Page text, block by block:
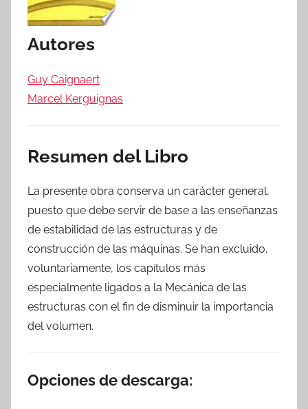
Autores
Guy Caignaert
Marcel Kerguignas
Resumen del Libro
La presente obra conserva un carácter general,
puesto que debe servir de base a las enseñanzas
de estabilidad de las estructuras y de
construcción de las máquinas. Se han excluido,
voluntariamente, los capítulos más
especialmente ligados a la Mecánica de las
estructuras con el fin de disminuir la importancia
del volumen.
Opciones de descarga: